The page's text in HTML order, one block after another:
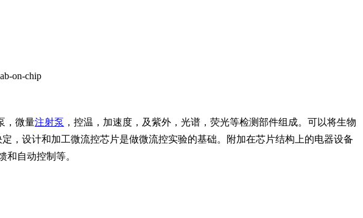
on-chip
，微量注射泵 ，控温，加速度，及紫外，光谱，荧光等检测部件组成。可以将生物
，设计和加工微流控芯片是做微流控实验的基础。附加在芯片结构上的电器设备
自动控制等。